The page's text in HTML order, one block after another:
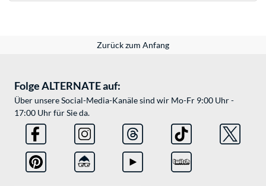
Zurück zum Anfang
Folge ALTERNATE auf:
Über unsere Social-Media-Kanäle sind wir Mo-Fr 9:00 Uhr -
17:00 Uhr für Sie da.